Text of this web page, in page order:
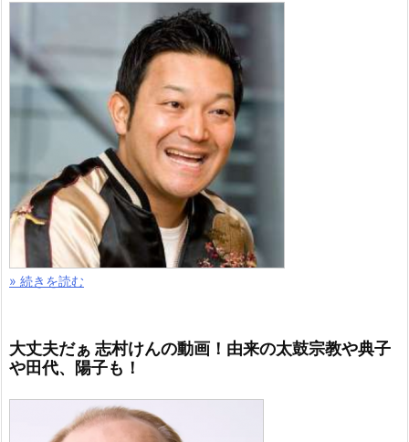
» 続きを読む
大丈夫だぁ 志村けんの動画！由来の太鼓宗教や典子
や田代、陽子も！